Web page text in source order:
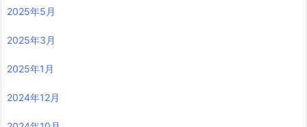
2025年5月
2025年3月
2025年1月
2024年12月